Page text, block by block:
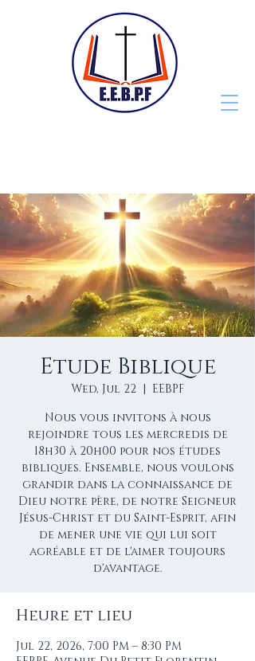
Etude Biblique
Wed, Jul 22
  |
EEBPF
Nous vous invitons à nous
rejoindre tous les mercredis de
18h30 à 20h00 pour nos études
bibliques. Ensemble, nous voulons
grandir dans la connaissance de
Dieu notre père, de notre Seigneur
Jésus-Christ et du Saint-Esprit, afin
de mener une vie qui lui soit
agréable et de l'aimer toujours
d'avantage.
Heure et lieu
Jul 22, 2026, 7:00 PM – 8:30 PM